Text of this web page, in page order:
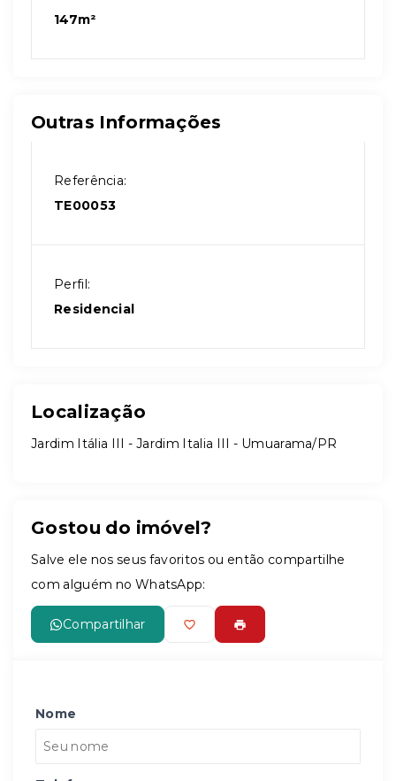
147m²
Outras Informações
Referência:
TE00053
Perfil:
Residencial
Localização
Jardim Itália III - Jardim Italia III - Umuarama/PR
Gostou do imóvel?
Salve ele nos seus favoritos ou então compartilhe
com alguém no WhatsApp:
Compartilhar
Nome